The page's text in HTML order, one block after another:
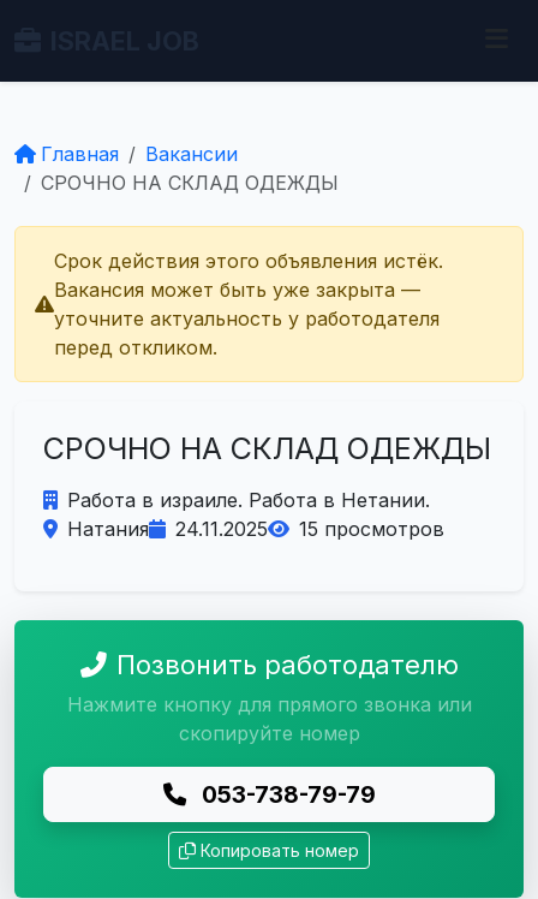
Главная
Вакансии
СРОЧНО НА СКЛАД ОДЕЖДЫ
Срок действия этого объявления истёк.
Вакансия может быть уже закрыта —
уточните актуальность у работодателя
перед откликом.
СРОЧНО НА СКЛАД ОДЕЖДЫ
Работа в израиле. Работа в Нетании.
Натания
24.11.2025 15 просмотров
Позвонить работодателю
Нажмите кнопку для прямого звонка или
скопируйте номер
053-738-79-79
Копировать номер